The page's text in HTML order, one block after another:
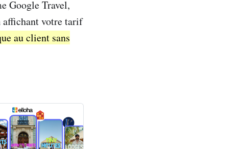
Google Travel,
affichant votre tarif
au client sans